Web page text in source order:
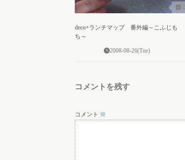
0
deco+ランチマップ 番外編～こふじも
ち～
2008-08-26(Tue)
コメントを残す
コメント ※